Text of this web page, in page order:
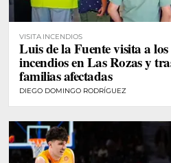
VISITA INCENDIOS
Luis de la Fuente visita a
incendios en Las Rozas y
familias afectadas
DIEGO DOMINGO RODRÍGUEZ